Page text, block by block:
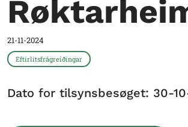
21-11-2024
Eftirlitsfrágreiðingar
Dato for tilsynsbesøget: 30-